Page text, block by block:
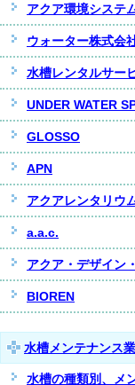
アクア環境システ
ウォーター株式会
水槽レンタルサー
UNDER WATER
GLOSSO
APN
アクアレンタリウ
a.a.c.
アクア・デザイン
BIOREN
水槽メンテナンス
水槽の種類別、メ